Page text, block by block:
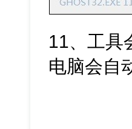
11、工具
电脑会自